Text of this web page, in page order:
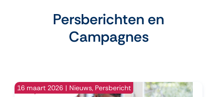
Persberichten en
Campagnes
16 maart 2026 | Nieuws, Persbericht